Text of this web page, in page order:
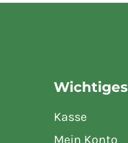
Wichtiges
Kasse
Mein Konto